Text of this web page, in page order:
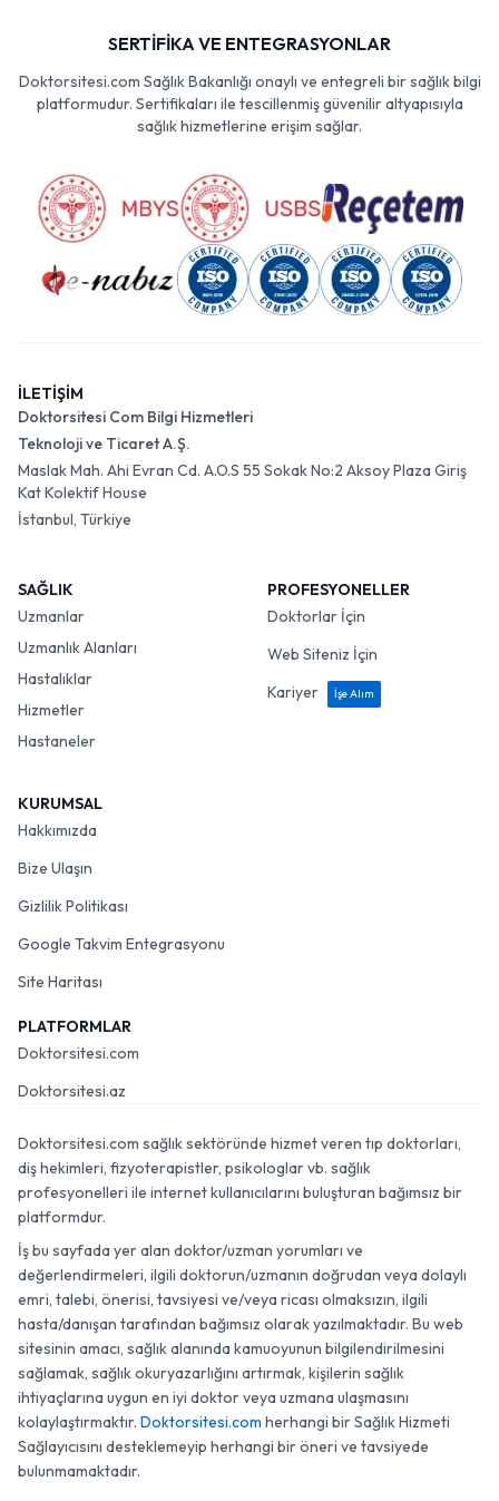
SERTİFİKA VE ENTEGRASYONLAR
Doktorsitesi.com Sağlık Bakanlığı onaylı ve entegreli bir sağlık bilgi
platformudur. Sertifikaları ile tescillenmiş güvenilir altyapısıyla
sağlık hizmetlerine erişim sağlar.
İLETİŞİM
Doktorsitesi Com Bilgi Hizmetleri
Teknoloji ve Ticaret A.Ş.
Maslak Mah. Ahi Evran Cd. A.O.S 55 Sokak No:2 Aksoy Plaza Giriş
Kat Kolektif House
İstanbul, Türkiye
SAĞLIK
Uzmanlar
Uzmanlık Alanları
Hastalıklar
Hizmetler
Hastaneler
PROFESYONELLER
Doktorlar İçin
Web Siteniz İçin
Kariyer
İşe Alım
KURUMSAL
Hakkımızda
Bize Ulaşın
Gizlilik Politikası
Google Takvim Entegrasyonu
Site Haritası
PLATFORMLAR
Doktorsitesi.com
Doktorsitesi.az
Doktorsitesi.com sağlık sektöründe hizmet veren tıp doktorları,
diş hekimleri, fizyoterapistler, psikologlar vb. sağlık
profesyonelleri ile internet kullanıcılarını buluşturan bağımsız bir
platformdur.
İş bu sayfada yer alan doktor/uzman yorumları ve
değerlendirmeleri, ilgili doktorun/uzmanın doğrudan veya dolaylı
emri, talebi, önerisi, tavsiyesi ve/veya ricası olmaksızın, ilgili
hasta/danışan tarafından bağımsız olarak yazılmaktadır. Bu web
sitesinin amacı, sağlık alanında kamuoyunun bilgilendirilmesini
sağlamak, sağlık okuryazarlığını artırmak, kişilerin sağlık
ihtiyaçlarına uygun en iyi doktor veya uzmana ulaşmasını
kolaylaştırmaktır. Doktorsitesi.com herhangi bir Sağlık Hizmeti
Sağlayıcısını desteklemeyip herhangi bir öneri ve tavsiyede
bulunmamaktadır.